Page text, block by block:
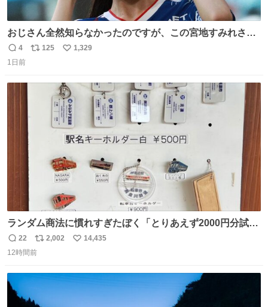
おじさん全然知らなかったのですが、この宮地すみれさん
（日向坂46）はマリサポだったのですね。 カメラ目線でに
っこりしていただいたので撮影したものの、全然誰だか知
返
信
4
リ
125
い
数
1,329
1日前
ランダム商法に慣れすぎたぼく「とりあえず2000円分試し
てみるか…」 駅員さん「どれが欲しいの？」 ぼく「えっ
良いんですか？」 駅員さん「何が…？？」 やっぱランダム
わ！！！！！！！！！！！！！！！！！！！！
返
信
22
リ
ポ
ト
2,002
い
数
14,435
12時間前